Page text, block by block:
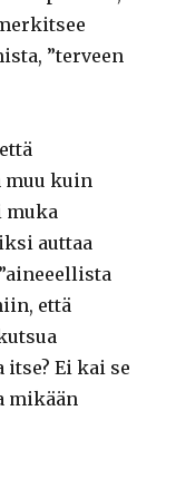
”terveen
kuin
muka
auttaa
että
Ei kai se
mikään